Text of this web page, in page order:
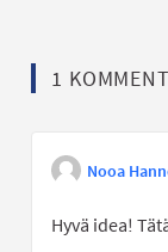
1
Nooa
Hyvä idea!